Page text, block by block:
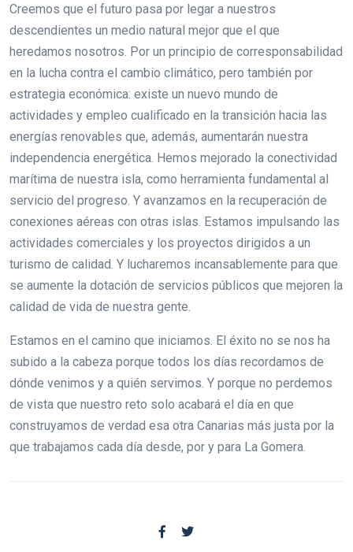
Creemos que el futuro pasa por legar a nuestros
descendientes un medio natural mejor que el que
heredamos nosotros. Por un principio de corresponsabilidad
en la lucha contra el cambio climático, pero también por
estrategia económica: existe un nuevo mundo de
actividades y empleo cualificado en la transición hacia las
energías renovables que, además, aumentarán nuestra
independencia energética. Hemos mejorado la conectividad
marítima de nuestra isla, como herramienta fundamental al
servicio del progreso. Y avanzamos en la recuperación de
conexiones aéreas con otras islas. Estamos impulsando las
actividades comerciales y los proyectos dirigidos a un
turismo de calidad. Y lucharemos incansablemente para que
se aumente la dotación de servicios públicos que mejoren la
calidad de vida de nuestra gente.
Estamos en el camino que iniciamos. El éxito no se nos ha
subido a la cabeza porque todos los días recordamos de
dónde venimos y a quién servimos. Y porque no perdemos
de vista que nuestro reto solo acabará el día en que
construyamos de verdad esa otra Canarias más justa por la
que trabajamos cada día desde, por y para La Gomera.